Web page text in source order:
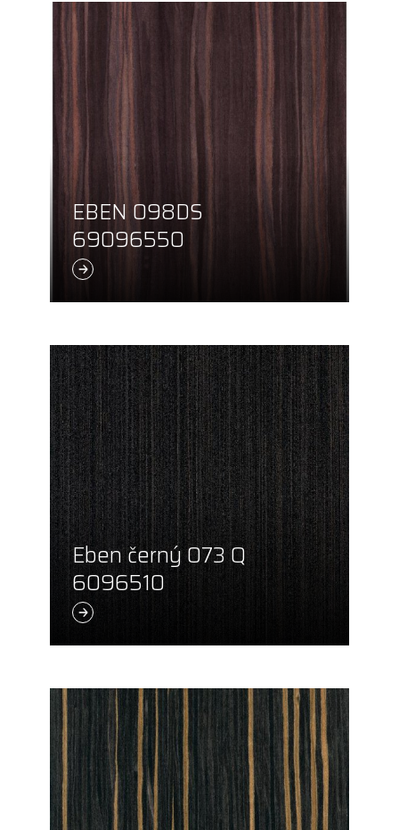
EBEN 098DS
69096550
Eben černý 073 Q
6096510